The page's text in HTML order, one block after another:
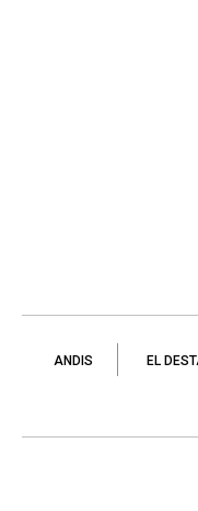
ANDIS EL